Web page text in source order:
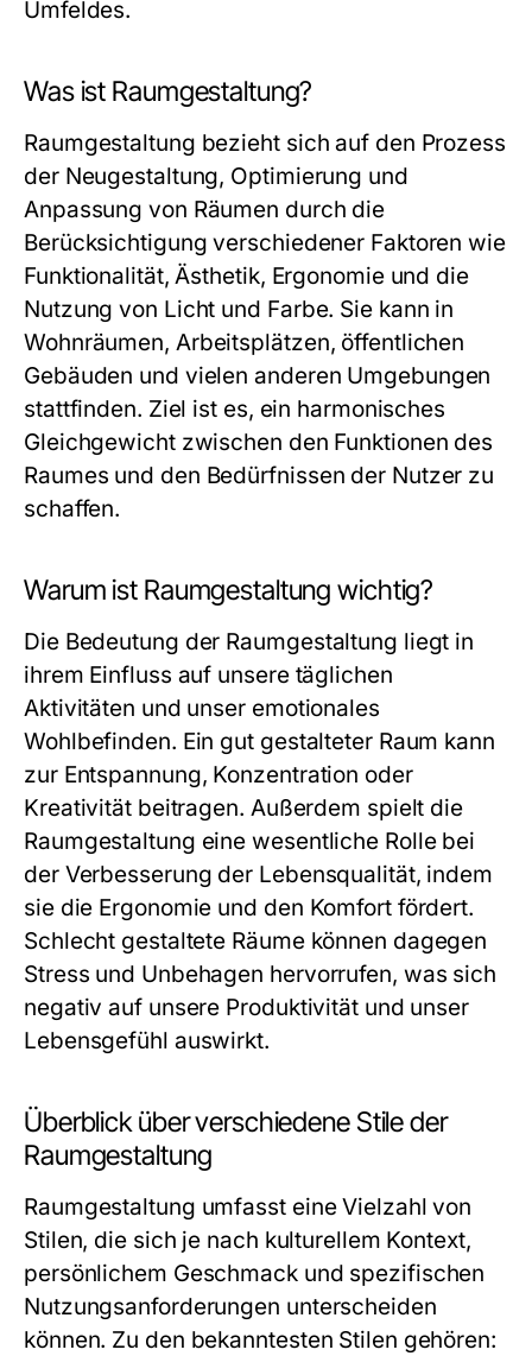
Umfeldes.
Was ist Raumgestaltung?
Raumgestaltung bezieht sich auf den Prozess
der Neugestaltung, Optimierung und
Anpassung von Räumen durch die
Berücksichtigung verschiedener Faktoren wie
Funktionalität, Ästhetik, Ergonomie und die
Nutzung von Licht und Farbe. Sie kann in
Wohnräumen, Arbeitsplätzen, öffentlichen
Gebäuden und vielen anderen Umgebungen
stattfinden. Ziel ist es, ein harmonisches
Gleichgewicht zwischen den Funktionen des
Raumes und den Bedürfnissen der Nutzer zu
schaffen.
Warum ist Raumgestaltung wichtig?
Die Bedeutung der Raumgestaltung liegt in
ihrem Einfluss auf unsere täglichen
Aktivitäten und unser emotionales
Wohlbefinden. Ein gut gestalteter Raum kann
zur Entspannung, Konzentration oder
Kreativität beitragen. Außerdem spielt die
Raumgestaltung eine wesentliche Rolle bei
der Verbesserung der Lebensqualität, indem
sie die Ergonomie und den Komfort fördert.
Schlecht gestaltete Räume können dagegen
Stress und Unbehagen hervorrufen, was sich
negativ auf unsere Produktivität und unser
Lebensgefühl auswirkt.
Überblick über verschiedene Stile der
Raumgestaltung
Raumgestaltung umfasst eine Vielzahl von
Stilen, die sich je nach kulturellem Kontext,
persönlichem Geschmack und spezifischen
Nutzungsanforderungen unterscheiden
können. Zu den bekanntesten Stilen gehören: